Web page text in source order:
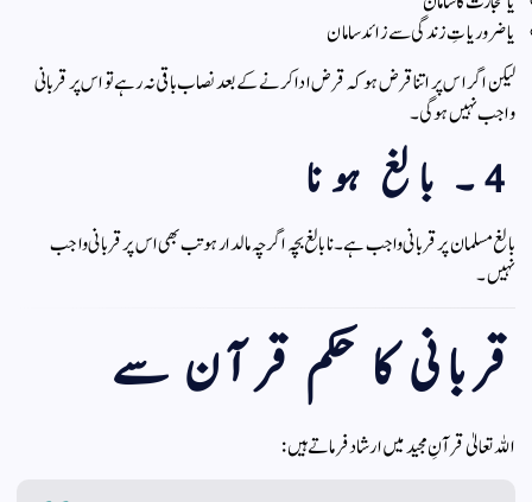
یا ضروریاتِ زندگی سے زائد سامان
لیکن اگر اس پر اتنا قرض ہو کہ قرض ادا کرنے کے بعد نصاب باقی نہ رہے تو اس پر قربانی
واجب نہیں ہوگی۔
4۔ بالغ ہونا
بالغ مسلمان پر قربانی واجب ہے۔ نابالغ بچہ اگرچہ مالدار ہو تب بھی اس پر قربانی واجب
نہیں۔
قربانی کا حکم قرآن سے
اللہ تعالیٰ قرآنِ مجید میں ارشاد فرماتے ہیں: